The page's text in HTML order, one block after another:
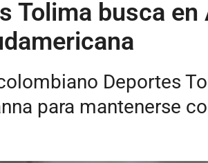
Tolima busca
Deportes
para mantenerse